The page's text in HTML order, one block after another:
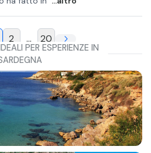
2 ... 20
PER ESPERIENZE IN